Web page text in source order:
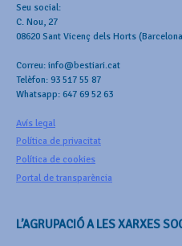
Seu social:
C. Nou, 27
08620 Sant Vicenç dels Horts
Correu: info@bestiari.cat
Telèfon: 93 517 55 87
Whatsapp: 647 69 52 63
Avís legal
Política de privacitat
Política de cookies
Portal de transparència
L’AGRUPACIÓ A LES XARXES